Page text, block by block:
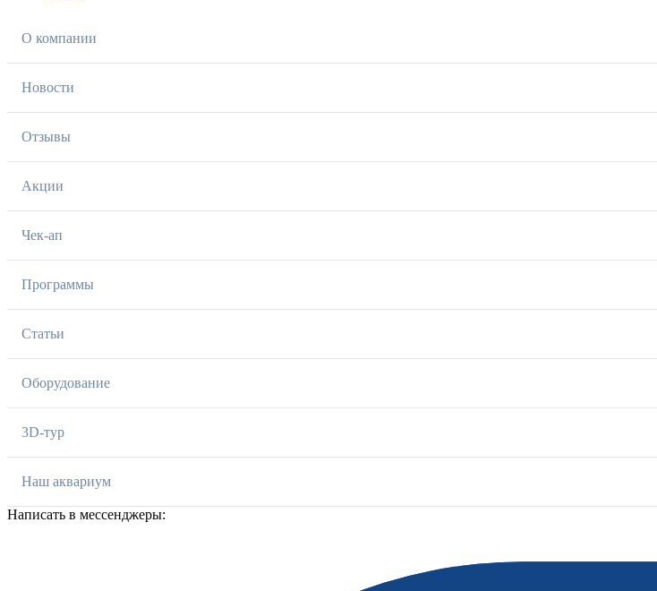
О компании
Новости
Отзывы
Акции
Чек-ап
Программы
Статьи
Оборудование
3D-тур
Наш аквариум
Написать в мессенджеры: